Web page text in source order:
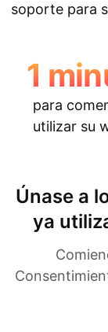
soporte para
1
para
utilizar su
Únase a
ya